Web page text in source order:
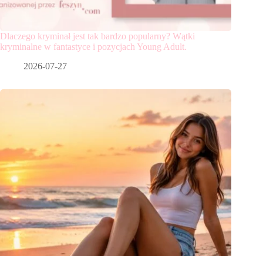
Dlaczego kryminał jest tak bardzo popularny? Wątki
kryminalne w fantastyce i pozycjach Young Adult.
2026-07-27